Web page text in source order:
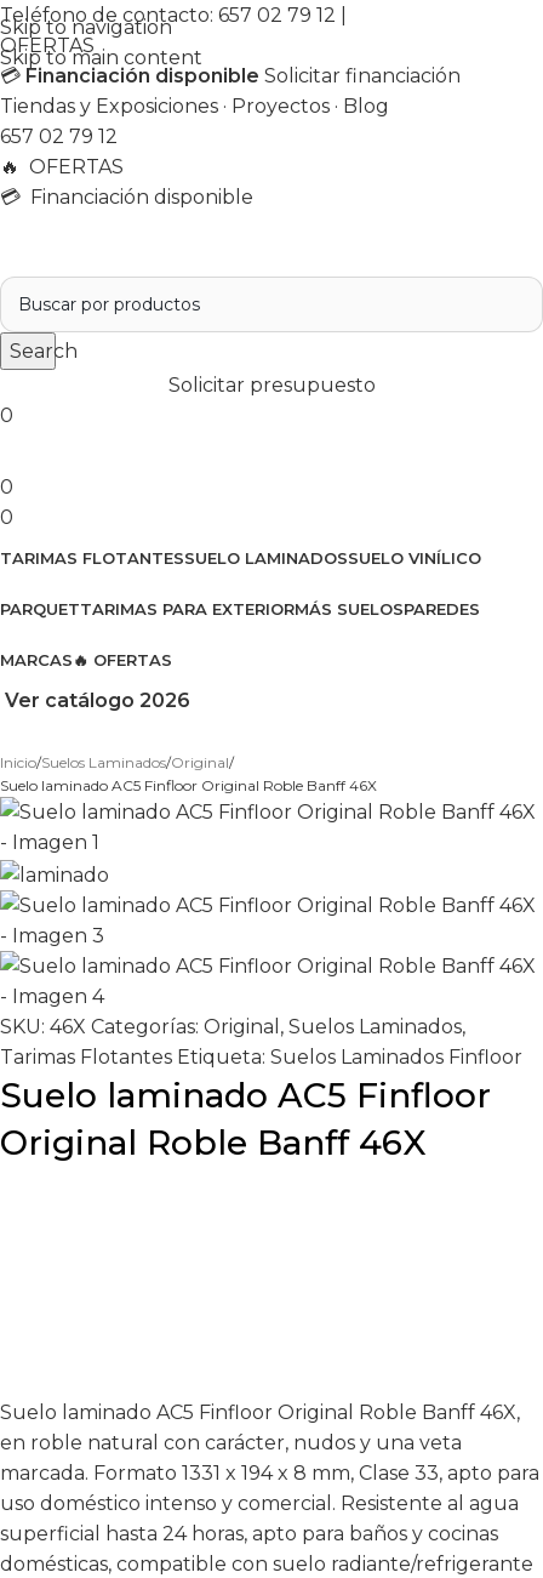
Skip to navigation
Skip to main content
Teléfono de contacto: 657 02 79 12
OFERTAS
💳 Financiación disponible Solicitar financiación
Tiendas y Exposiciones · Proyectos · Blog
657 02 79 12
🔥 OFERTAS
💳 Financiación disponible
Search
Solicitar presupuesto
0
0
0
TARIMAS FLOTANTESSUELO LAMINADOSSUELO VINÍLICO
PARQUETTARIMAS PARA EXTERIORMÁS SUELOSPAREDES
MARCAS🔥 OFERTAS
Ver catálogo 2026
Inicio Suelos Laminados Original
Suelo laminado AC5 Finfloor Original Roble Banff 46X
SKU: 46X Categorías: Original , Suelos Laminados,
Tarimas Flotantes Etiqueta: Suelos Laminados Finfloor
Suelo laminado AC5 Finfloor
Original Roble Banff 46X
Suelo laminado AC5 Finfloor Original Roble Banff 46X,
en roble natural con carácter, nudos y una veta
marcada. Formato 1331 x 194 x 8 mm, Clase 33, apto para
uso doméstico intenso y comercial. Resistente al agua
superficial hasta 24 horas, apto para baños y cocinas
domésticas, compatible con suelo radiante/refrigerante